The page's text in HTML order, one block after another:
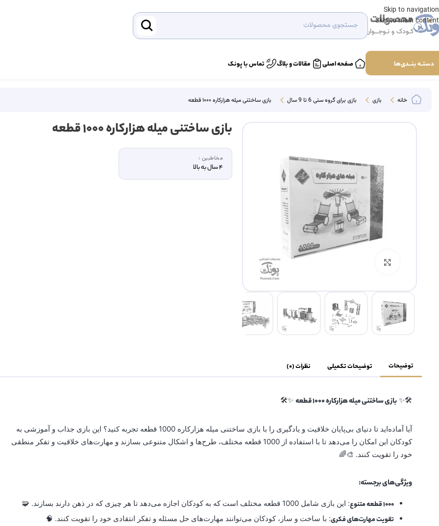
Skip to navigation
Skip to main content
محصولات
کـودک و نـوجــوان
دستــه بنـــدی‌ها صفحه اصلی مقالات و بلاگ تماس با پونک
خانه بازی بازی برای گروه سنی 6 تا 9 سال بازی ساختنی میله هزارکاره ۱۰۰۰ قطعه
بازی ساختنی میله هزارکاره ۱۰۰۰ قطعه
مخاطبین :
4 سال به بالا
توضیحات توضیحات تکمیلی نظرات (0)
🛠️✨ بازی ساختنی میله هزارکاره 1000 قطعه ✨🛠️
آیا آماده‌اید تا دنیای بی‌پایان خلاقیت و یادگیری را با بازی ساختنی میله هزارکاره 1000 قطعه تجربه کنید؟ این بازی جذاب و آموزشی به
کودکان این امکان را می‌دهد تا با استفاده از 1000 قطعه مختلف، طرح‌ها و اشکال متنوعی بسازند و مهارت‌های خلاقیت و تفکر منطقی
خود را تقویت کنند. 🎨🌈
ویژگی‌های برجسته:
1000 قطعه متنوع : این بازی شامل 1000 قطعه مختلف است که به کودکان اجازه می‌دهد تا هر چیزی که در ذهن دارند بسازند. 🧩
تقویت مهارت‌های فکری: با ساخت و ساز، کودکان می‌توانند مهارت‌های حل مسئله و تفکر انتقادی خود را تقویت کنند. 🧠